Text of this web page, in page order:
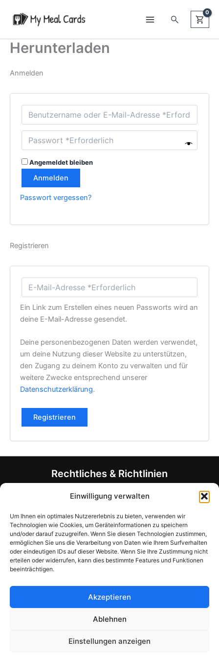
Einwilligung verwalten
Um Ihnen ein optimales Nutzererlebnis zu bieten, verwenden wir
Technologien wie Cookies, um Geräteinformationen zu speichern
und/oder darauf zuzugreifen. Wenn Sie diesen Technologien zustimmen,
ermöglichen Sie uns die Verarbeitung von Daten wie Ihrem Surfverhalten
oder eindeutigen IDs auf dieser Website. Wenn Sie Ihre Zustimmung nicht
erteilen oder widerrufen, kann dies bestimmte Features und Funktionen
beeinträchtigen.
Akzeptieren
Ablehnen
Einstellungen anzeigen
Inhalt
Suchen
Herunterladen
Anmelden
Angemeldet bleiben
Anmelden
Passwort vergessen?
Registrieren
Ein Link zum Erstellen eines neuen Passworts wird an
deine E-Mail-Adresse gesendet.
Deine personenbezogenen Daten werden verwendet,
um deine Nutzung dieser Website zu unterstützen,
den Zugang zu deinem Konto zu verwalten und für
weitere Zwecke entsprechend unserer
Datenschutzerklärung.
Registrieren
Rechtliches & Richtlinien
Allgemeine Geschäftsbedingungen (AGB)
Rückerstattungsrichtlinie
Allergen- und Ernährungshinweis
Unternehmensinformationen
Haben Sie Fragen?
+358 (0) 40 7317040